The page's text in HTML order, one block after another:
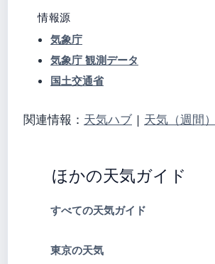
情報源
気象庁
気象庁 観測データ
国土交通省
関連情報： 天気ハブ | 天気（週間）
ほかの天気ガイド
すべての天気ガイド
東京の天気